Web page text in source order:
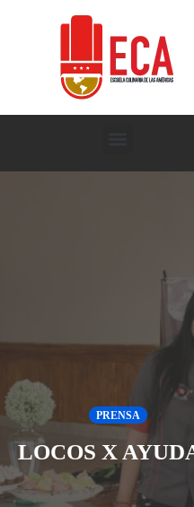
PRENSA
LOCOS X